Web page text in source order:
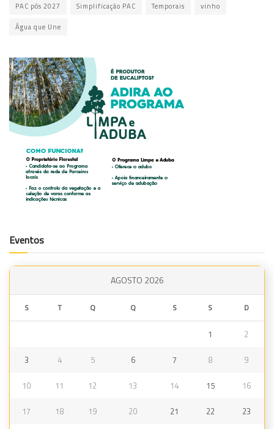
PAC pós 2027 Simplificação PAC Temporais vinho
Água que Une
Eventos
AGOSTO 2026
S T Q Q S S D
1 2
3 4 5 6 7 8 9
10 11 12 13 14 15 16
17 18 19 20 21 22 23